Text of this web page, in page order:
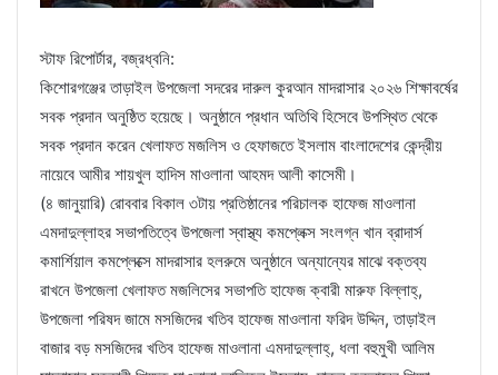
স্টাফ রিপোর্টার, বজ্রধ্বনি:
কিশোরগঞ্জের তাড়াইল উপজেলা সদরের দারুল কুরআন মাদরাসার ২০২৬ শিক্ষাবর্ষের
সবক প্রদান অনুষ্ঠিত হয়েছে। অনুষ্ঠানে প্রধান অতিথি হিসেবে উপস্থিত থেকে
সবক প্রদান করেন খেলাফত মজলিস ও হেফাজতে ইসলাম বাংলাদেশের কেন্দ্রীয়
নায়েবে আমীর শায়খুল হাদিস মাওলানা আহমদ আলী কাসেমী।
(৪ জানুয়ারি) রোববার বিকাল ৩টায় প্রতিষ্ঠানের পরিচালক হাফেজ মাওলানা
এমদাদুল্লাহর সভাপতিত্বে উপজেলা স্বাস্থ্য কমপ্লেক্স সংলগ্ন খান ব্রাদার্স
কমার্শিয়াল কমপ্লেক্সে মাদরাসার হলরুমে অনুষ্ঠানে অন্যান্যের মাঝে বক্তব্য
রাখনে উপজেলা খেলাফত মজলিসের সভাপতি হাফেজ ক্বারী মারুফ বিল্লাহ্,
উপজেলা পরিষদ জামে মসজিদের খতিব হাফেজ মাওলানা ফরিদ উদ্দিন, তাড়াইল
বাজার বড় মসজিদের খতিব হাফেজ মাওলানা এমদাদুল্লাহ্, ধলা বহুমুখী আলিম